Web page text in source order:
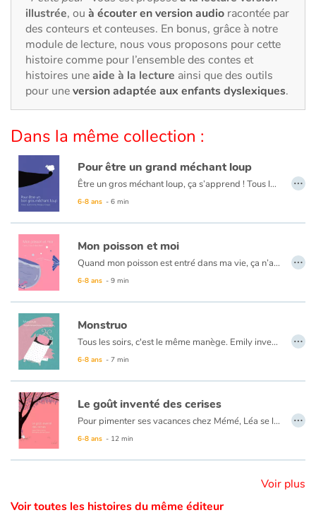
À l'école
Fêtes et évènements
Amour et amitié
Sujets de société
Émotions et sentiments
Formats et illustrations
Catalogue anglais
Contraste +
Aide
Accueil
Famille
Écoles
Vidéos & Tutoriaux
illustrée, ou à écouter en version audio racontée par
des conteurs et conteuses. En bonus, grâce à notre
module de lecture, nous vous proposons pour cette
histoire comme pour l’ensemble des contes et
histoires uneaide à la lecture ainsi que des outils
pour uneversion adaptée aux enfants dyslexiques.
Dans la même collection :
Pour être un grand méchant loup
Être un gros méchant loup, ça s’apprend ! Tous les jours, il faut faire des tonnes d’exercices de méchanceté, apprendre des leçons de terreur, faire ses devoirs d’impolitesse… c’est épuisant ! Surtout qu’on ne sait jamais si un enfant malin, comme il y en a plein dans les histoires, ne se cache pas au coin du bois pour nous piéger. Un texte drôle et enlevé pour les plus jeunes lecteurs de la collection. La figure du loup revisitée à travers le prisme de l’école : et si les loups étaient des enfants comme les autres ?
6-8 ans - 6 min
…
Mon poisson et moi
Quand mon poisson est entré dans ma vie, ça n’a pas été facile… Il a fallu qu’on apprenne à se faire confiance et à s’accepter tels qu’on était. Maintenant, on s’est apprivoisé. Nous sommes tellement complices que les autres ne semblent plus nous comprendre : nous on rit et eux ils froncent les sourcils. Ils me trouvent bizarre ? C’est mon côté poisson !
6-8 ans - 9 min
…
Monstruo
Tous les soirs, c'est le même manège. Emily invente des tas de stratagèmes pour retarder l'heure fatidique. Le rendez-vous avec celui qu'elle déteste. Qui la terrifie. Qui la poursuit. Toutes les nuits. Et même le jour, dans les coins sombres. Monstruo lui fait broyer du noir. Monstruo l'empêche de dormir. C'est décidé, cela ne peut plus durer, Emily passe à l'attaque.
6-8 ans - 7 min
…
Le goût inventé des cerises
Pour pimenter ses vacances chez Mémé, Léa se lance dans une chasse au trésor avec sa cousine Jeanne. Résultat : Mémé se fâche. Léa est pourtant bien décidée à le trouver, ce trésor.
6-8 ans - 12 min
…
Voir plus
Voir toutes les histoires du même éditeur